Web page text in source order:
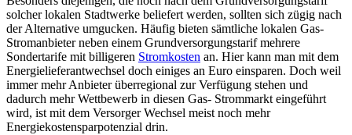
solcher lokalen Stadtwerke beliefert werden, sollten sich zügig nach
der Alternative umgucken. Häufig bieten sämtliche lokalen Gas-
Stromanbieter neben einem Grundversorgungstarif mehrere
Sondertarife mit billigeren Stromkosten an. Hier kann man mit dem
Energielieferantwechsel doch einiges an Euro einsparen. Doch weil
immer mehr Anbieter überregional zur Verfügung stehen und
dadurch mehr Wettbewerb in diesen Gas- Strommarkt eingeführt
wird, ist mit dem Versorger Wechsel meist noch mehr
Energiekostensparpotenzial drin.